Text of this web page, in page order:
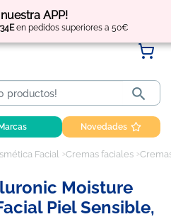
APP!
en pedidos superiores a 50€
puntos por tus compras

Novedades
Facial Cremas faciales
Moisture
Piel Sensible,